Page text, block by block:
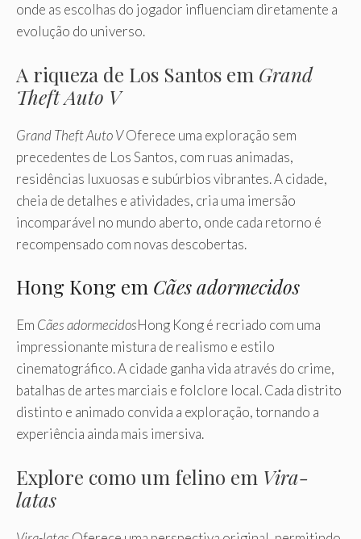
onde as escolhas do jogador influenciam diretamente a
evolução do universo.
A riqueza de Los Santos em Grand
Theft Auto V
Grand Theft Auto VOferece uma exploração sem
precedentes de Los Santos, com ruas animadas,
residências luxuosas e subúrbios vibrantes. A cidade,
cheia de detalhes e atividades, cria uma imersão
incomparável no mundo aberto, onde cada retorno é
recompensado com novas descobertas.
Hong Kong em Cães adormecidos
Em Cães adormecidosHong Kong é recriado com uma
impressionante mistura de realismo e estilo
cinematográfico. A cidade ganha vida através do crime,
batalhas de artes marciais e folclore local. Cada distrito
distinto e animado convida a exploração, tornando a
experiência ainda mais imersiva.
Explore como um felino em Vira-
latas